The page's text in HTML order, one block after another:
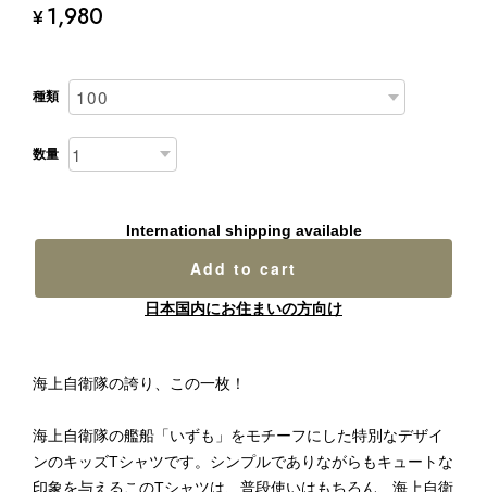
¥1,980
種類
数量
International shipping available
Add to cart
日本国内にお住まいの方向け
海上自衛隊の誇り、この一枚！
海上自衛隊の艦船「いずも」をモチーフにした特別なデザイ
ンのキッズTシャツです。シンプルでありながらもキュートな
印象を与えるこのTシャツは、普段使いはもちろん、海上自衛